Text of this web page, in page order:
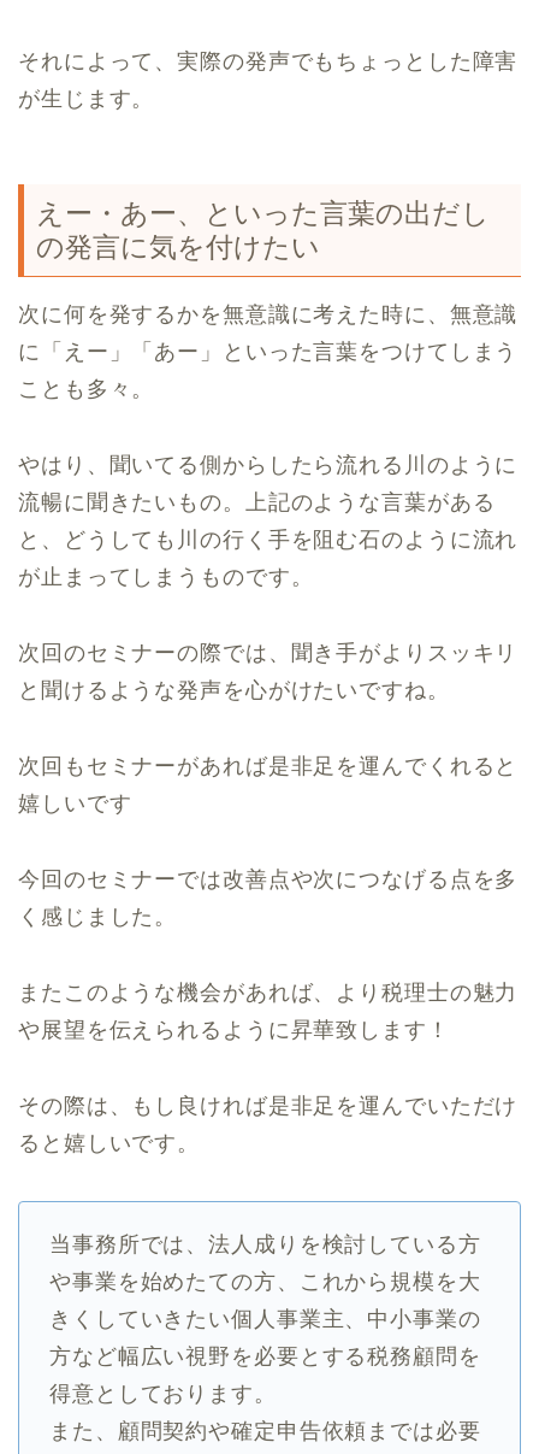
それによって、実際の発声でもちょっとした障害
が生じます。
えー・あー、といった言葉の出だし
の発言に気を付けたい
次に何を発するかを無意識に考えた時に、無意識
に「えー」「あー」といった言葉をつけてしまう
ことも多々。
やはり、聞いてる側からしたら流れる川のように
流暢に聞きたいもの。上記のような言葉がある
と、どうしても川の行く手を阻む石のように流れ
が止まってしまうものです。
次回のセミナーの際では、聞き手がよりスッキリ
と聞けるような発声を心がけたいですね。
次回もセミナーがあれば是非足を運んでくれると
嬉しいです
今回のセミナーでは改善点や次につなげる点を多
く感じました。
またこのような機会があれば、より税理士の魅力
や展望を伝えられるように昇華致します！
その際は、もし良ければ是非足を運んでいただけ
ると嬉しいです。
当事務所では、法人成りを検討している方
や事業を始めたての方、これから規模を大
きくしていきたい個人事業主、中小事業の
方など幅広い視野を必要とする税務顧問を
得意としております。
また、顧問契約や確定申告依頼までは必要